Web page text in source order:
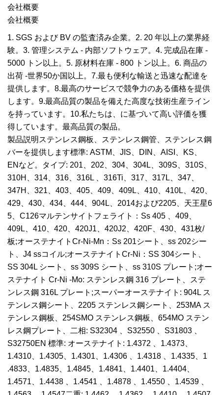
会社概要
会社概要
1. SGS および BV の監査済み企業。2. 20 年以上の業界経
験。3. 管理システム - 内部ソフトウェア。4. 完成品在庫 -
5000 トン以上。5. 原材料在庫 - 800 トン以上。6. 商品の
出荷 -世界50か国以上。7.最も便利な輸送と迅速な配達を
提供します。8.最高のサービスで競争力のある価格を提供
します。9.最高品質の製品を備えた高度な技術生産ライン
を持っています。10.私たちは、に基づいて高い評価を獲
得しています。最高品質の製品。
製品説明ステンレス鋼板、ステンレス鋼管、ステンレス鋼
バーを提供します標準: ASTM、JIS、DIN、AISI、KS、
ENなど。タイプ: 201、202、304、304L、309S、310S、
310H、314、316、316L 、316Ti、317、317L、347、
347H、321、403、405、409、409L、410、410L、420、
429、430、434、444、904L、2014および2205、天王星6
5、C126マルテンサイトフェライト：Ss 405 、409、
409L、410、420、420J1、420J2、420F、430、431枚/
板;オーステナイトCr-Ni-Mn：Ss 201シート、ss 202シー
ト、J4 ssコイル;オーステナイトCr-Ni：SS 304シート、
SS 304L シート、ss 309S シート、ss 310S プレート;オー
ステナイト Cr-Ni -Mo: ステンレス鋼 316 プレート、ステ
ンレス鋼 316L プレート;スーパーオーステナイト: 904L ス
テンレス鋼シート、2205 ステンレス鋼シート、253MA ス
テンレス鋼板、254SMO ステンレス鋼板、654MO ステン
レス鋼プレート、二相: S32304 、S32550 、S31803 、
S32750EN 標準: オーステナイト: 1.4372 、1.4373、
1.4310、1.4305、1.4301、1.4306 、1.4318 、1.4335、1
.4833、1.4835、1.4845、1.4841、1.4401、1.4404、
1.4571、1.4438 、1.4541 、1.4878 、1.4550 、1.4539 、